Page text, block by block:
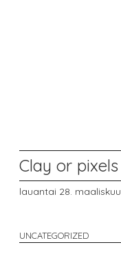
Clay or
lauantai 28.
UNCATEGORIZED